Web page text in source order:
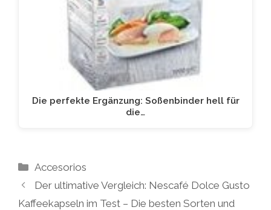
Die perfekte Ergänzung: Soßenbinder hell für
die…
Kategorien
Accesorios
Der ultimative Vergleich: Nescafé Dolce Gusto
Kaffeekapseln im Test – Die besten Sorten und